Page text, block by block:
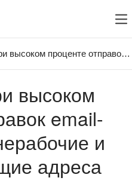
высоком проценте
высоком
email-
и
адреса